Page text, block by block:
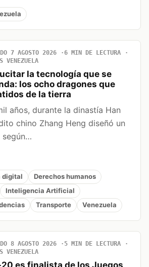
7 AGOSTO 2026
6 MIN DE LECTURA
VENEZUELA
la tecnología que se
los ocho dragones que
de la tierra
años, durante la dinastía Han
chino Zhang Heng diseñó un
según…
digital
Derechos humanos
Inteligencia Artificial
Transporte Venezuela
8 AGOSTO 2026
5 MIN DE LECTURA
VENEZUELA
es finalista de los Juegos